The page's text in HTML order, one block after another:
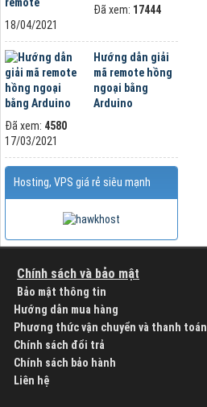
Đã xem: 17444
18/04/2021
Hướng dẫn giải
mã remote hồng
ngoại bằng
Arduino
Đã xem: 4580
17/03/2021
Hosting, VPS giá rẻ siêu mạnh
Chính sách và bảo mật
Bảo mật thông tin
Hướng dẫn mua hàng
Phương thức vận chuyển và thanh toán
Chính sách đổi trả
Chính sách bảo hành
Liên hệ